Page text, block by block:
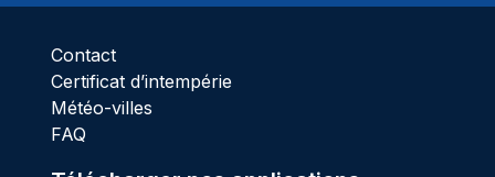
Contact
Certificat d’intempérie
Météo-villes
FAQ